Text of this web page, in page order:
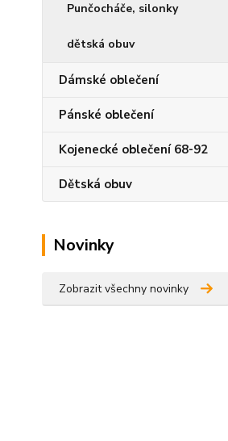
Punčocháče, silonky
dětská obuv
Dámské oblečení
Pánské oblečení
Kojenecké oblečení 68-92
Dětská obuv
Novinky
Zobrazit všechny novinky